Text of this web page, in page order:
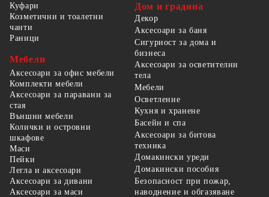
Куфари
Козметични и тоалетни
чанти
Раници
Мебели
Аксесоари за офис мебели
Комплекти мебели
Аксесоари за паравани за
стая
Външни мебели
Колички и островни
шкафове
Маси
Пейки
Легла и аксесоари
Аксесоари за дивани
Аксесоари за маси
Дом и градина
Декор
Аксесоари за баня
Сигурност за дома и
бизнеса
Аксесоари за осветителни
тела
Мебели
Осветление
Кухня и хранене
Басейн и спа
Аксесоари за битова
техника
Домакински уреди
Домакински пособия
Безопасност при пожар,
наводнение и обгазяване